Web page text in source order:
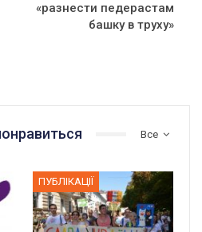
«разнести педерастам
башку в труху»
Все
ПУБЛІКАЦІЇ